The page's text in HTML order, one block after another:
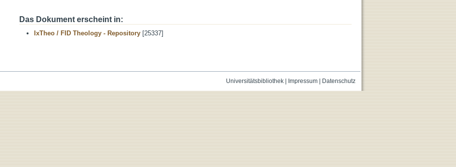
Das Dokument erscheint in:
IxTheo / FID Theology - Repository [25337]
Universitätsbibliothek| Impressum| Datenschutz